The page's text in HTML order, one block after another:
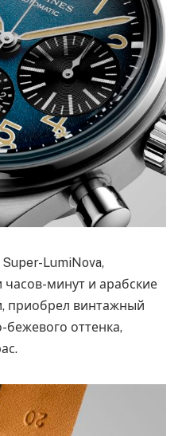
LumiNova,
часов-минут и арабские
приобрел винтажный
бежевого оттенка,